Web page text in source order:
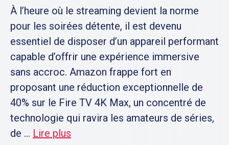
À l’heure où le streaming devient la norme
pour les soirées détente, il est devenu
essentiel de disposer d’un appareil performant
capable d’offrir une expérience immersive
sans accroc. Amazon frappe fort en
proposant une réduction exceptionnelle de
40% sur le Fire TV 4K Max, un concentré de
technologie qui ravira les amateurs de séries,
de ... Lire plus